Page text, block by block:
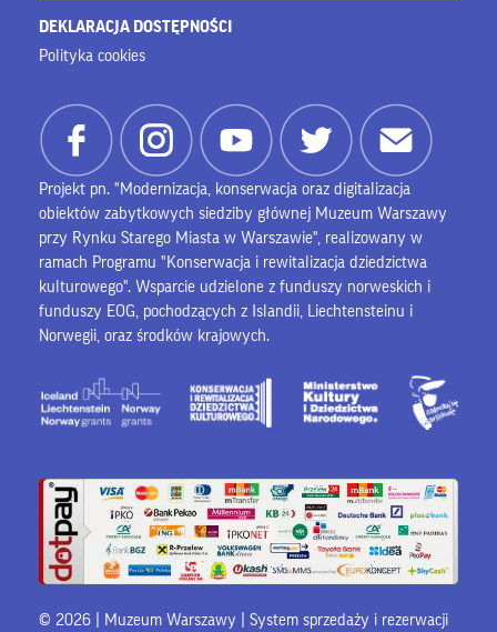
DEKLARACJA DOSTĘPNOŚCI
Polityka cookies
Projekt pn. "Modernizacja, konserwacja oraz digitalizacja
obiektów zabytkowych siedziby głównej Muzeum Warszawy
przy Rynku Starego Miasta w Warszawie", realizowany w
ramach Programu "Konserwacja i rewitalizacja dziedzictwa
kulturowego". Wsparcie udzielone z funduszy norweskich i
funduszy EOG, pochodzących z Islandii, Liechtensteinu i
Norwegii, oraz środków krajowych.
© 2026 | Muzeum Warszawy | System sprzedaży i rezerwacji